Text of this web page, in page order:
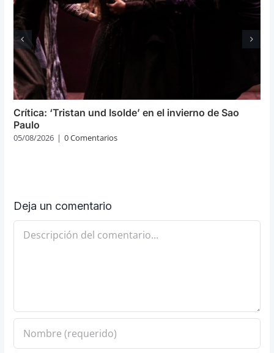
Crítica: ‘Tristan und Isolde’ en el invierno de Sao
Paulo
05/08/2026 | 0 Comentarios
Deja un comentario
Comentario